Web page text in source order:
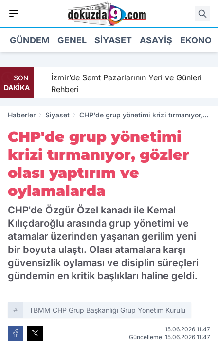
GÜNDEM GENEL SIYASET ASAYIŞ
SON
DAKİKA
İzmir’de Semt Pazarlarının Yeri ve Günleri
Rehberi
Haberler Siyaset
CHP'de grup yönetimi krizi tırmanıyor,
CHP'de grup yönetimi
krizi tırmanıyor, gözler
olası yaptırım ve
oylamalarda
CHP'de Özgür Özel kanadı ile Kemal
Kılıçdaroğlu arasında grup yönetimi ve
atamalar üzerinden yaşanan gerilim yeni
bir boyuta ulaştı. Olası atamalara karşı
güvensizlik oylaması ve disiplin süreçleri
gündemin en kritik başlıkları haline geldi.
TBMM CHP Grup Başkanlığı Grup Yönetim Kurulu
15.06.2026 11:47
Güncelleme: 15.06.2026 11:47